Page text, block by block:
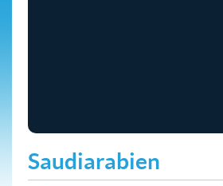
Saudiarabien